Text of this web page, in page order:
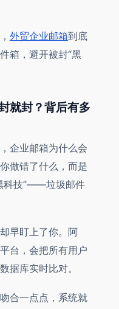
外贸企业邮箱到底
箱，避开被封“黑
就封？背后有多
企业邮箱为什么会
做错了什么，而是
科技”——垃圾邮件
早盯上了你。阿
台，会把所有用户
据库实时比对。
合一点点，系统就